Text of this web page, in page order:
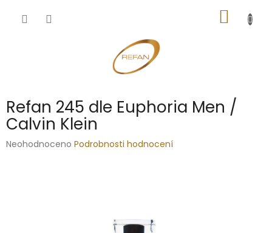
KOŠÍK
Refan 245 dle Euphoria Men /
Calvin Klein
Průměrné
Neohodnoceno Podrobnosti hodnocení